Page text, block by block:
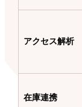
アクセス解析
在庫連携